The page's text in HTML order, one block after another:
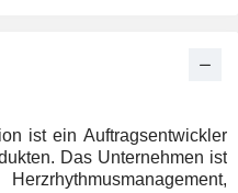
ist ein Auftragsentwickler
Das Unternehmen ist